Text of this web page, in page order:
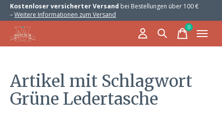
Kostenloser versicherter Versand bei Bestellungen über 100 €
–Weitere Informationen zum Versand
0items
Artikel mit Schlagwort
Grüne Ledertasche